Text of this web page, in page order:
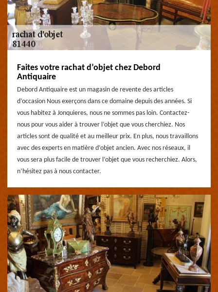
Faites votre rachat d’objet chez Debord
Antiquaire
Debord Antiquaire est un magasin de revente des articles
d’occasion Nous exerçons dans ce domaine depuis des années. Si
vous habitez à Jonquieres, nous ne sommes pas loin. Contactez-
nous pour vous aider à trouver l’objet que vous cherchiez. Nos
articles sont de qualité et au meilleur prix. En plus, nous travaillons
avec des experts en matière d’objet ancien. Avec nos réseaux, il
vous sera plus facile de trouver l’objet que vous recherchiez. Alors,
n’hésitez pas à nous contacter.